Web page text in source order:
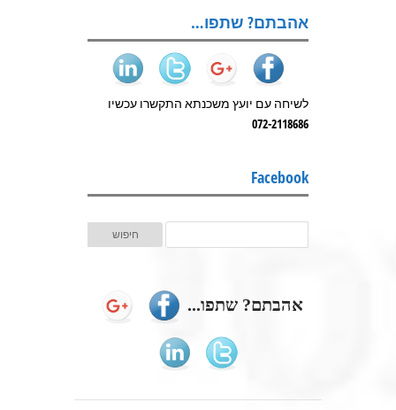
אהבתם? שתפו…
לשיחה עם יועץ משכנתא התקשרו עכשיו
072-2118686
Facebook
אהבתם? שתפו...